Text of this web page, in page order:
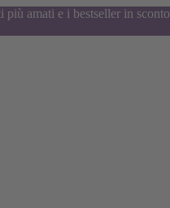
amati e i bestseller in sconto